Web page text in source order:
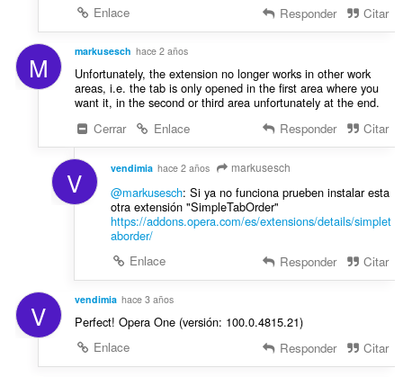
Enlace
Responder Citar
M markusesch hace 2 años
Unfortunately, the extension no longer works in other work
areas, i.e. the tab is only opened in the first area where you
want it, in the second or third area unfortunately at the end.
Cerrar
Enlace Responder Citar
V vendimia hace 2 años markusesch
@markusesch: Si ya no funciona prueben instalar esta
otra extensión "SimpleTabOrder"
https://addons.opera.com/es/extensions/details/simplet
aborder/
Enlace
Responder Citar
V vendimia hace 3 años
Perfect! Opera One (versión: 100.0.4815.21)
Enlace
Responder Citar